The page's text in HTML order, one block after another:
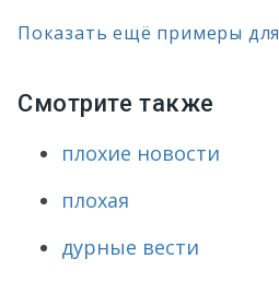
Показать ещё примеры
Смотрите также
плохие новости
плохая
дурные вести